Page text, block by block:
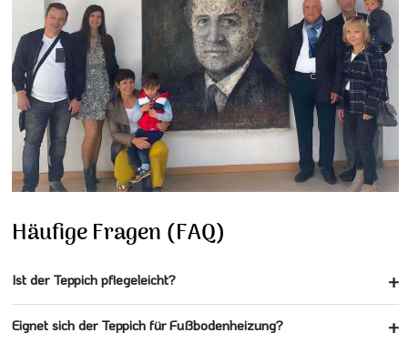
Häufige Fragen (FAQ)
Ist der Teppich pflegeleicht?
Eignet sich der Teppich für Fußbodenheizung?